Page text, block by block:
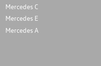
Mercedes C
Mercedes E
Mercedes A